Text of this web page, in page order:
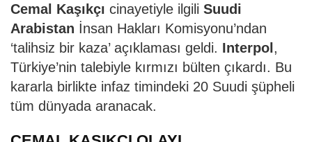
Cemal Kaşıkçı cinayetiyle ilgili Suudi
Arabistan İnsan Hakları Komisyonu’ndan
‘talihsiz bir kaza’ açıklaması geldi. Interpol,
Türkiye’nin talebiyle kırmızı bülten çıkardı. Bu
kararla birlikte infaz timindeki 20 Suudi şüpheli
tüm dünyada aranacak.